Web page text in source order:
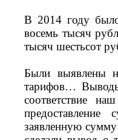
В 2014 году
восемь тысяч
тысяч шестьсот
Были выявлены
тарифов…
соответствие
заявленную